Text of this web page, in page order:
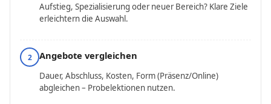
Aufstieg, Spezialisierung oder neuer Bereich? Klare Ziele
erleichtern die Auswahl.
2 Angebote vergleichen
Dauer, Abschluss, Kosten, Form (Präsenz/Online)
abgleichen – Probelektionen nutzen.